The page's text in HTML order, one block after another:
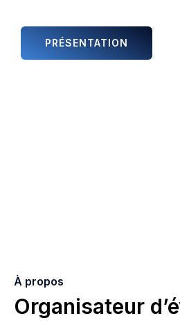
PRÉSENTATION
À propos
Organisateur